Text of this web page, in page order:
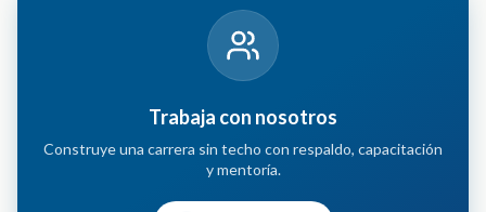
Trabaja con nosotros
Construye una carrera sin techo con respaldo, capacitación
y mentoría.